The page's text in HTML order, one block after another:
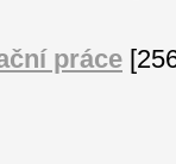
práce